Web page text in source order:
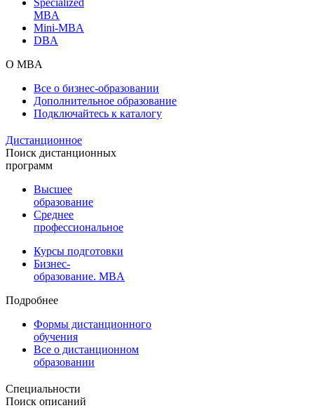
MBA
Mini-MBA
DBA
О MBA
Все о бизнес-образовании
Дополнительное образование
Подключайтесь к каталогу
Дистанционное
Поиск дистанционных
программ
Высшее
образование
Среднее
профессиональное
Курсы подготовки
Бизнес-
образование. MBA
Подробнее
Формы дистанционного
обучения
Все о дистанционном
образовании
Специальности
Поиск описаний